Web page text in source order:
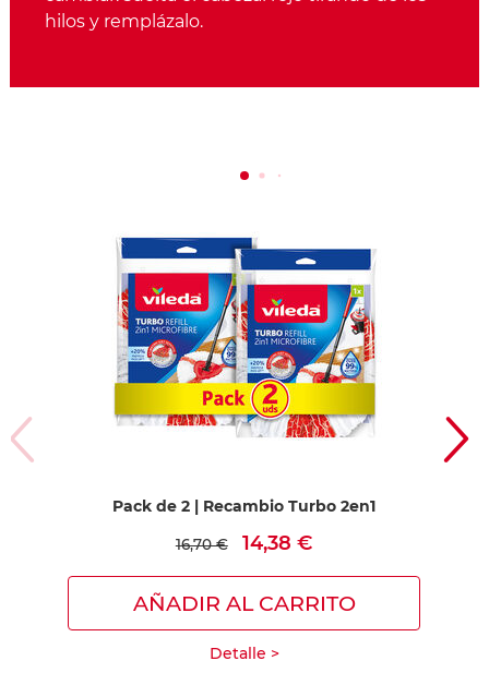
hilos y remplázalo.
Pack de 2 | Recambio Turbo 2en1
16,70 € 14,38 €
AÑADIR AL CARRITO
Detalle >